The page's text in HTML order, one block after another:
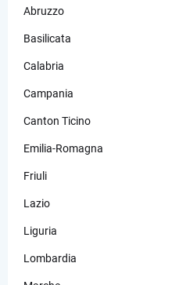
Abruzzo
Basilicata
Calabria
Campania
Canton Ticino
Emilia-Romagna
Friuli
Lazio
Liguria
Lombardia